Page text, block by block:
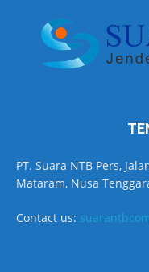
PT. Suara NTB Pers,
Mataram, Nusa
Contact us: